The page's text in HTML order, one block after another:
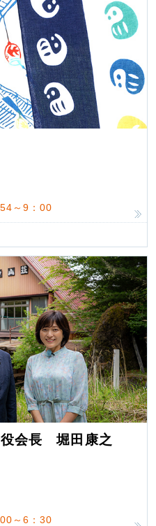
～9：00
役会長 堀田康之
ヶ岳 山小屋を営
～6：30